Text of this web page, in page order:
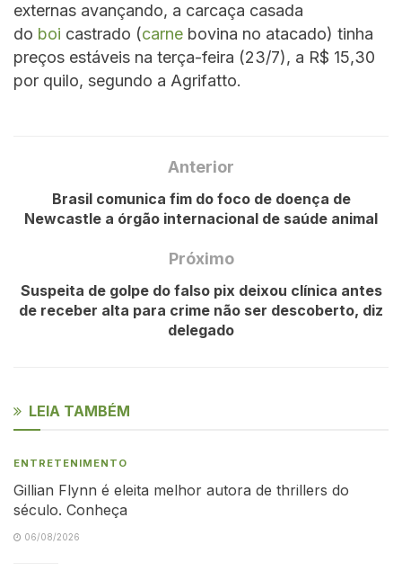
externas avançando, a carcaça casada
do boi castrado (carne bovina no atacado) tinha
preços estáveis na terça-feira (23/7), a R$ 15,30
por quilo, segundo a Agrifatto.
Anterior
Brasil comunica fim do foco de doença de
Newcastle a órgão internacional de saúde animal
Próximo
Suspeita de golpe do falso pix deixou clínica antes
de receber alta para crime não ser descoberto, diz
delegado
LEIA TAMBÉM
ENTRETENIMENTO
Gillian Flynn é eleita melhor autora de thrillers do
século. Conheça
06/08/2026